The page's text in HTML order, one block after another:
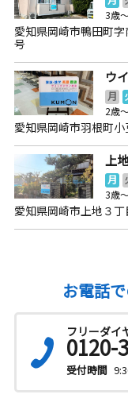
3歳
愛知県岡崎市鴨田町
号
ウ
月
2歳
愛知県岡崎市羽根町
上
月
3歳
愛知県岡崎市上地３丁
お電話
フリーダイ
0120-
受付時間